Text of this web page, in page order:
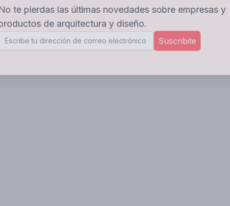
te pierdas las últimas novedades sobre empresas y
de arquitectura y diseño.
Suscribite